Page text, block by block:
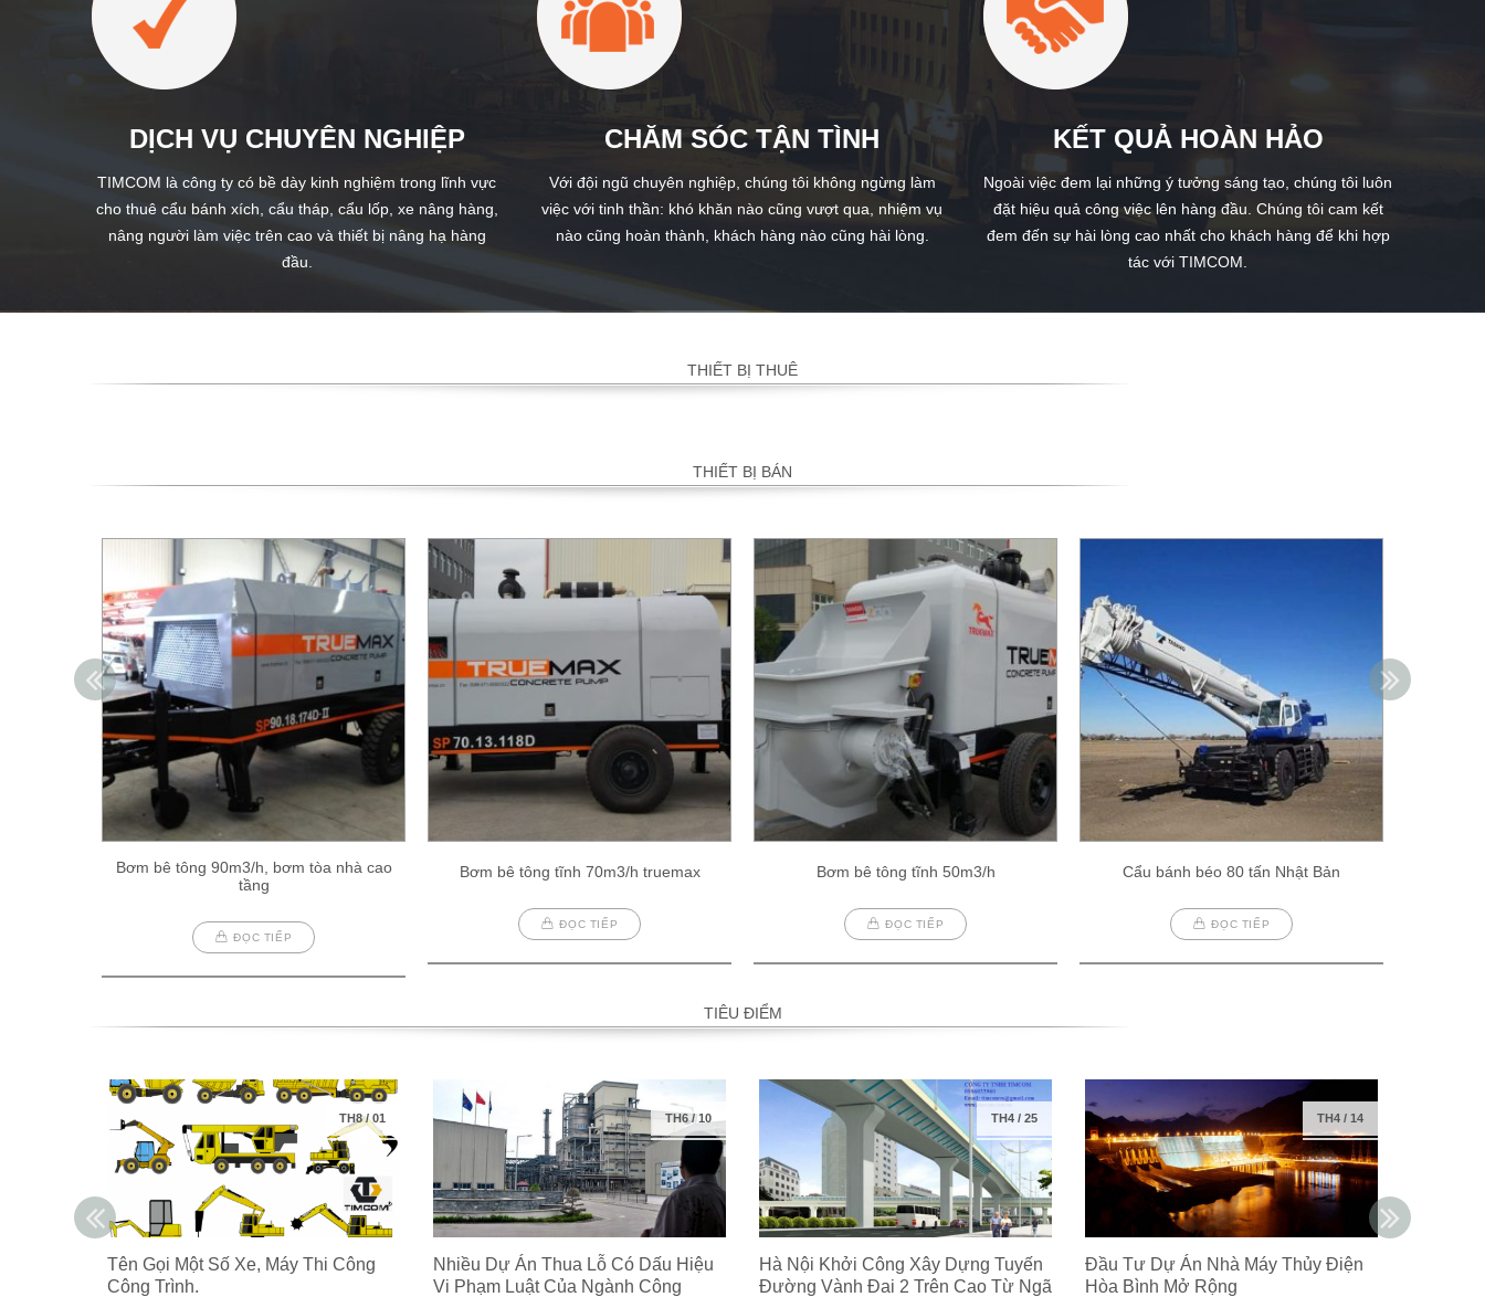
DỊCH VỤ CHUYÊN NGHIỆP
TIMCOM là công ty có bề dày kinh nghiệm trong lĩnh vực
cho thuê cẩu bánh xích, cẩu tháp, cẩu lốp, xe nâng hàng,
nâng người làm việc trên cao và thiết bị nâng hạ hàng
đầu.
CHĂM SÓC TẬN TÌNH
Với đội ngũ chuyên nghiệp, chúng tôi không ngừng làm
việc với tinh thần: khó khăn nào cũng vượt qua, nhiệm vụ
nào cũng hoàn thành, khách hàng nào cũng hài lòng.
KẾT QUẢ HOÀN HẢO
Ngoài việc đem lại những ý tưởng sáng tạo, chúng tôi luôn
đặt hiệu quả công việc lên hàng đầu. Chúng tôi cam kết
đem đến sự hài lòng cao nhất cho khách hàng để khi hợp
tác với TIMCOM.
THIẾT BỊ THUÊ
THIẾT BỊ BÁN
Bơm bê tông 90m3/h, bơm tòa nhà cao
tầng
ĐỌC TIẾP
Bơm bê tông tĩnh 70m3/h truemax
ĐỌC TIẾP
Bơm bê tông tĩnh 50m3/h
ĐỌC TIẾP
Cẩu bánh béo 80 tấn Nhật Bản
ĐỌC TIẾP
TIÊU ĐIỂM
TH8/01
Tên Gọi Một Số Xe, Máy Thi Công
Công Trình.
TH6/10
Nhiều Dự Án Thua Lỗ Có Dấu Hiệu
Vi Phạm Luật Của Ngành Công
TH4 / 25
Hà Nội Khởi Công Xây Dựng Tuyến
Đường Vành Đai 2 Trên Cao Từ Ngã
TH4 / 14
Đầu Tư Dự Án Nhà Máy Thủy Điện
Hòa Bình Mở Rộng